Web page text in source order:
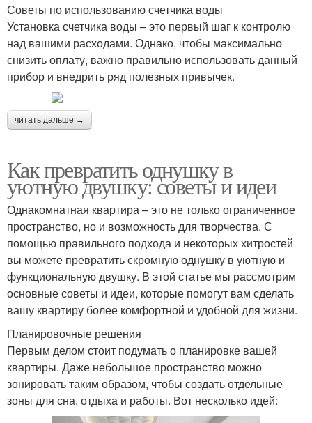
Советы по использованию счетчика воды
Установка счетчика воды – это первый шаг к контролю
над вашими расходами. Однако, чтобы максимально
снизить оплату, важно правильно использовать данный
прибор и внедрить ряд полезных привычек.
читать дальше →
Как превратить однушку в
уютную двушку: советы и идеи
Однакомнатная квартира – это не только ограниченное
пространство, но и возможность для творчества. С
помощью правильного подхода и некоторых хитростей
вы можете превратить скромную однушку в уютную и
функциональную двушку. В этой статье мы рассмотрим
основные советы и идеи, которые помогут вам сделать
вашу квартиру более комфортной и удобной для жизни.
Планировочные решения
Первым делом стоит подумать о планировке вашей
квартиры. Даже небольшое пространство можно
зонировать таким образом, чтобы создать отдельные
зоны для сна, отдыха и работы. Вот несколько идей: